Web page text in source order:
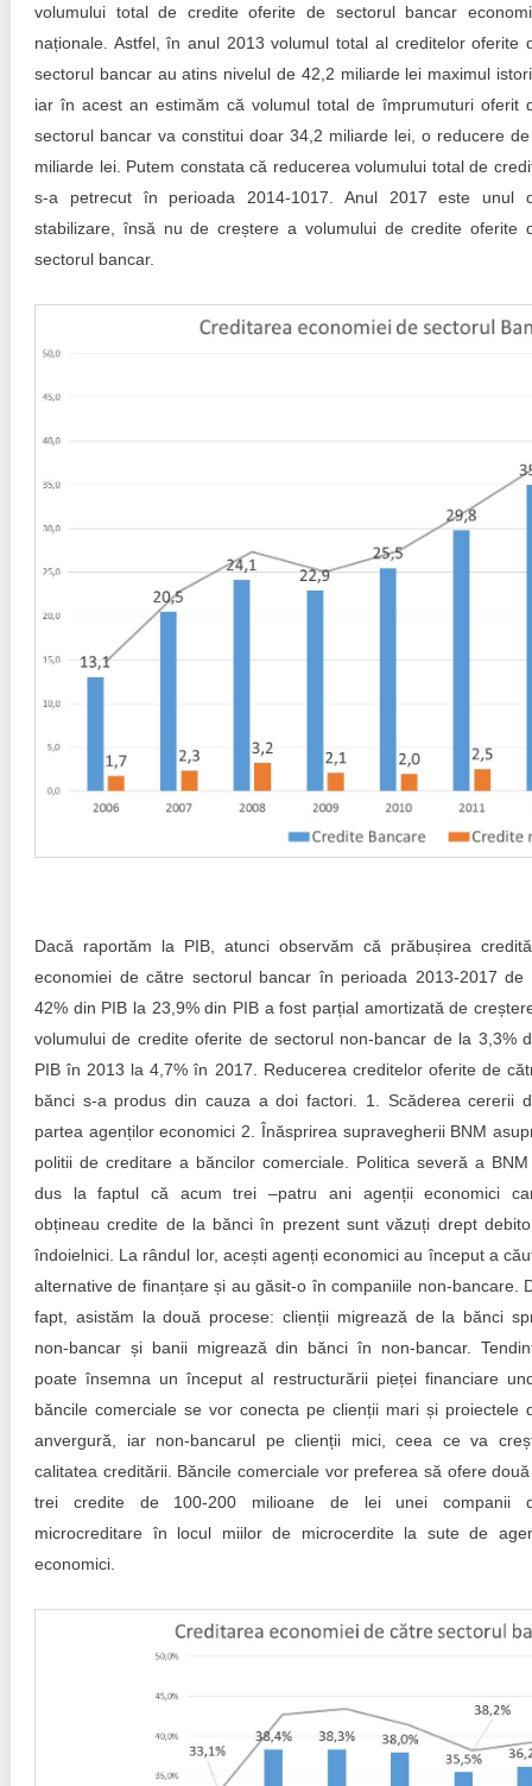
Buletin EU-STRAT
Aplică la BUNELE PRACTICI
Transparența întreprinderilor de stat
Cele mai bune și cele mai proaste politici locale din
publice-cheie din Moldova
volumului total de credite oferite de sectorul bancar
naționale. Astfel, în anul 2013 volumul total al creditelor oferite
sectorul bancar au atins nivelul de 42,2 miliarde lei maximul
iar în acest an estimăm că volumul total de împrumuturi oferit
sectorul bancar va constitui doar 34,2 miliarde lei, o reducere
miliarde lei. Putem constata că reducerea volumului total de
s-a petrecut în perioada 2014-1017. Anul 2017 este unul
stabilizare, însă nu de creștere a volumului de credite oferite
sectorul bancar.
Dacă raportăm la PIB, atunci observăm că prăbușirea
economiei de către sectorul bancar în perioada 2013-2017 de
42% din PIB la 23,9% din PIB a fost parțial amortizată de
volumului de credite oferite de sectorul non-bancar de la 3,3%
PIB în 2013 la 4,7% în 2017. Reducerea creditelor oferite de
bănci s-a produs din cauza a doi factori. 1. Scăderea cererii
partea agenților economici 2. Înăsprirea supravegherii BNM
politii de creditare a băncilor comerciale. Politica severă a
dus la faptul că acum trei –patru ani agenții economici
obțineau credite de la bănci în prezent sunt văzuți drept
îndoielnici. La rândul lor, acești agenți economici au început a
alternative de finanțare și au găsit-o în companiile non-bancare.
fapt, asistăm la două procese: clienții migrează de la bănci
non-bancar și banii migrează din bănci în non-bancar.
poate însemna un început al restructurării pieței financiare
băncile comerciale se vor conecta pe clienții mari și proiectele
anvergură, iar non-bancarul pe clienții mici, ceea ce va
calitatea creditării. Băncile comerciale vor preferea să ofere
trei credite de 100-200 milioane de lei unei companii
microcreditare în locul miilor de microcerdite la sute de
economici.